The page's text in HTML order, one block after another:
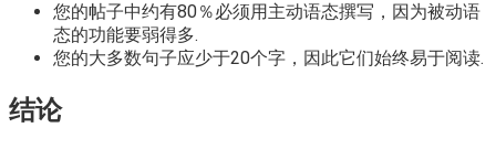
您的帖子中约有80％必须用主动语态撰写，因为被动语
态的功能要弱得多.
您的大多数句子应少于20个字，因此它们始终易于阅读.
结论